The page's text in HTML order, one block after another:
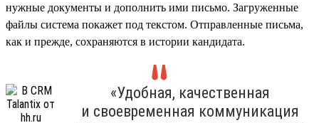
нужные документы и дополнить ими письмо. Загруженные
файлы система покажет под текстом. Отправленные письма,
как и прежде, сохраняются в истории кандидата.
«Удобная, качественная
и своевременная коммуникация